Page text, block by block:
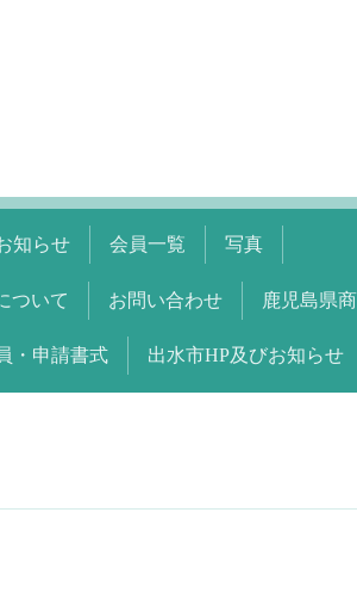
知らせ 会員一覧 写真
ついて お問い合わせ 鹿児島県
・申請書式 出水市HP及びお知らせ